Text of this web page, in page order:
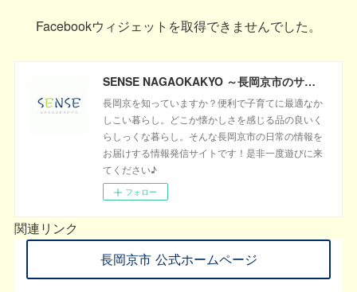
Facebookウィジェットを取得できませんでした。
SENSE NAGAOKAKYO ～長岡京市のサブサイト～
長岡京を知っていますか？便利で子育てに最適なか
しこい暮らし。どこか懐かしさを感じる品の良いく
らしっくな暮らし。そんな長岡京市の日常の情報を
お届けする情報発信サイトです！是非一度遊びに来
てください♪
フォロー
関連リンク
長岡京市 公式ホームページ